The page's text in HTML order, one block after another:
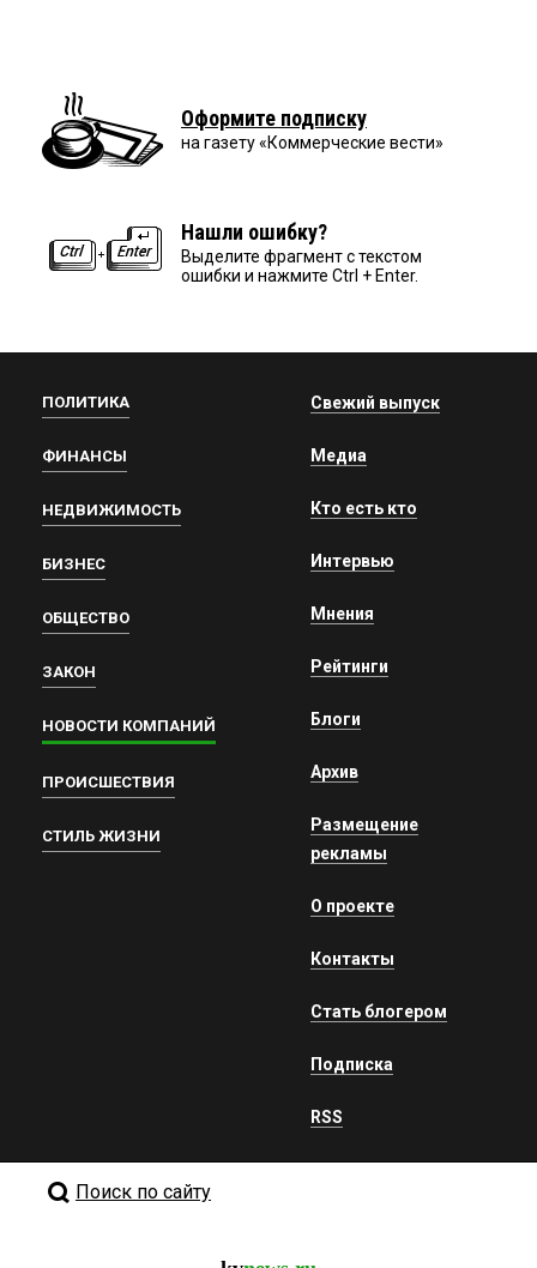
Оформите подписку
на газету «Коммерческие вести»
Нашли ошибку?
Выделите фрагмент с текстом
ошибки и нажмите Ctrl + Enter.
ПОЛИТИКА
ФИНАНСЫ
НЕДВИЖИМОСТЬ
БИЗНЕС
ОБЩЕСТВО
ЗАКОН
НОВОСТИ КОМПАНИЙ
ПРОИСШЕСТВИЯ
СТИЛЬ ЖИЗНИ
Свежий выпуск
Медиа
Кто есть кто
Интервью
Мнения
Рейтинги
Блоги
Архив
Размещение
рекламы
О проекте
Контакты
Стать блогером
Подписка
RSS
Поиск по сайту